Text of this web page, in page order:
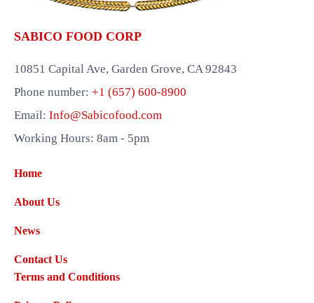
SABICO FOOD CORP
10851 Capital Ave, Garden Grove, CA 92843
Phone number: +1 (657) 600-8900
Email: Info@Sabicofood.com
Working Hours: 8am - 5pm
Home
About Us
News
Contact Us
Terms and Conditions